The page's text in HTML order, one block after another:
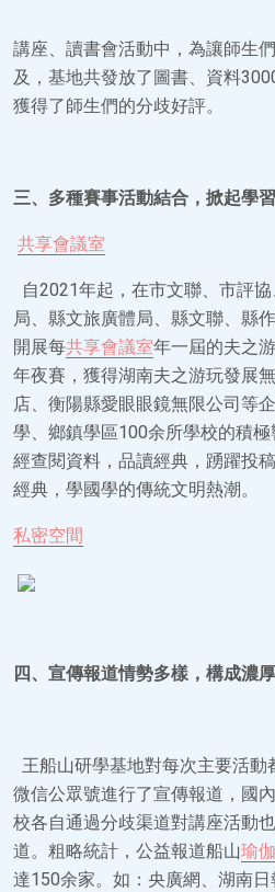
講座、讀書會活動中，為讓師生
及，基地共發放了圖書、資料
獲得了師生們的分歧好評。
三、多種賽事活動結合，掀起學
共享會議室
自2021年起，在市文聯、市評
局、縣文旅廣體局、縣文聯、縣
開展每共享會議室年一屆的夫之
年夜賽，獲得湖南夫之游玩發展
店、衡陽縣愛眼眼鏡無限公司等
學、鄉鎮學區100余所學校的積
經查閱資料，品讀經典，踴躍投
經典，學國學的傳統文明熱潮。
私密空間
四、宣傳報道情勢多樣，構成濃
王船山研學基地對每次主要活
微信公眾號進行了宣傳報道，國
校各自通過分歧渠道對講座活動
道。粗略統計，公益報道船山瑜
達150余家。如：央廣網、湖南日